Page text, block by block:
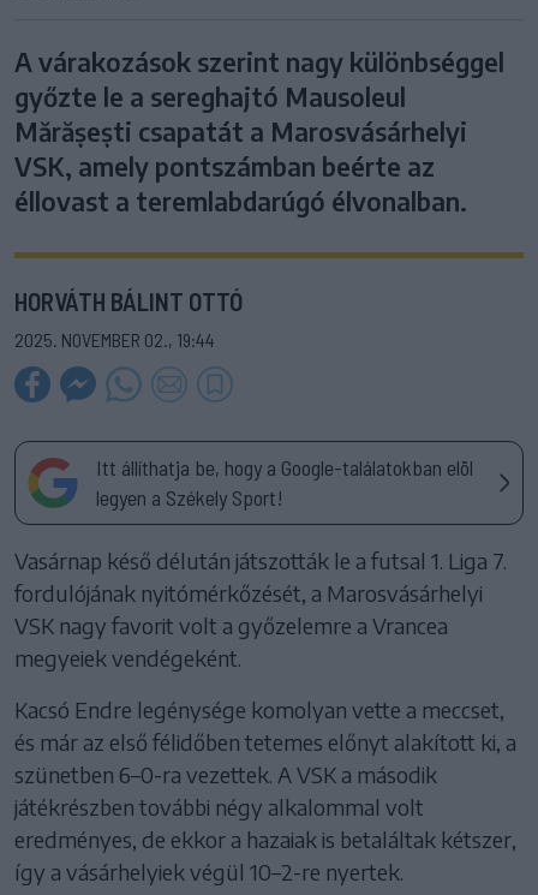
A várakozások szerint nagy különbséggel
győzte le a sereghajtó Mausoleul
Mărășești csapatát a Marosvásárhelyi
VSK, amely pontszámban beérte az
éllovast a teremlabdarúgó élvonalban.
HORVÁTH BÁLINT OTTÓ
2025. NOVEMBER 02., 19:44
Itt állíthatja be, hogy a Google-találatokban elöl
legyen a Székely Sport!
Vasárnap késő délután játszották le a futsal 1. Liga 7.
fordulójának nyitómérkőzését, a Marosvásárhelyi
VSK nagy favorit volt a győzelemre a Vrancea
megyeiek vendégeként.
Kacsó Endre legénysége komolyan vette a meccset,
és már az első félidőben tetemes előnyt alakított ki, a
szünetben 6–0-ra vezettek. A VSK a második
játékrészben további négy alkalommal volt
eredményes, de ekkor a hazaiak is betaláltak kétszer,
így a vásárhelyiek végül 10–2-re nyertek.